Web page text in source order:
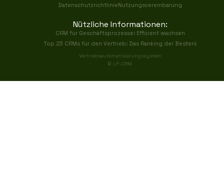
DatenschutzrichtlinieNutzungsvereinbarung
Nützliche Informationen:
CRM für Geschäftsprozesse: Effizient wachsen
Top 23 CRMs für den Vertrieb: Das Ranking der Besten!
Vertriebsautomatisierungssystem
© LP-CRM